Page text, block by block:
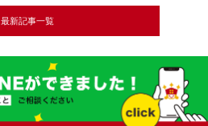
最新記事一覧